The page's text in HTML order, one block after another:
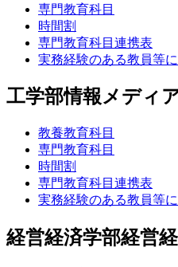
専門教育科目
時間割
専門教育科目連携表
実務経験のある教員等
工学部情報メディ
教養教育科目
専門教育科目
時間割
専門教育科目連携表
実務経験のある教員等
経営経済学部経営